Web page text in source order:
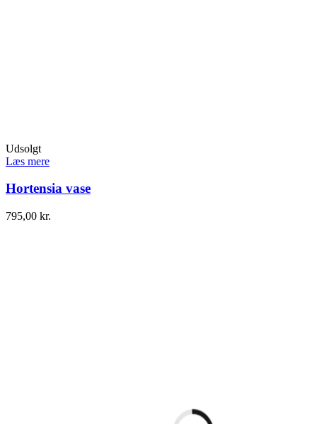
Udsolgt
Læs mere
Hortensia vase
795,00 kr.